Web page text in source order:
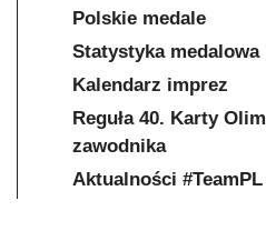
Polskie medale
Statystyka medalowa
Kalendarz imprez
Reguła 40. Karty
zawodnika
Aktualności #TeamPL